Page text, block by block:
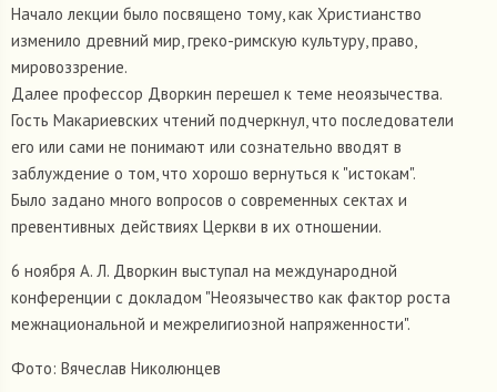
Начало лекции было посвящено тому, как Христианство
изменило древний мир, греко-римскую культуру, право,
мировоззрение.
Далее профессор Дворкин перешел к теме неоязычества.
Гость Макариевских чтений подчеркнул, что последователи
его или сами не понимают или сознательно вводят в
заблуждение о том, что хорошо вернуться к "истокам".
Было задано много вопросов о современных сектах и
превентивных действиях Церкви в их отношении.
6 ноября А. Л. Дворкин выступал на международной
конференции с докладом "Неоязычество как фактор роста
межнациональной и межрелигиозной напряженности".
Фото: Вячеслав Николюнцев